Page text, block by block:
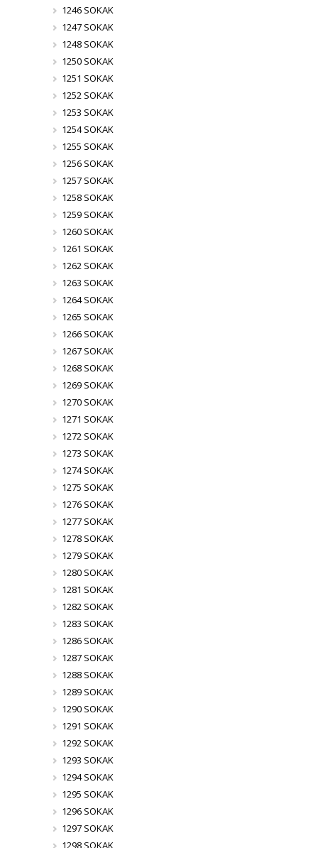
1246 SOKAK
1247 SOKAK
1248 SOKAK
1250 SOKAK
1251 SOKAK
1252 SOKAK
1253 SOKAK
1254 SOKAK
1255 SOKAK
1256 SOKAK
1257 SOKAK
1258 SOKAK
1259 SOKAK
1260 SOKAK
1261 SOKAK
1262 SOKAK
1263 SOKAK
1264 SOKAK
1265 SOKAK
1266 SOKAK
1267 SOKAK
1268 SOKAK
1269 SOKAK
1270 SOKAK
1271 SOKAK
1272 SOKAK
1273 SOKAK
1274 SOKAK
1275 SOKAK
1276 SOKAK
1277 SOKAK
1278 SOKAK
1279 SOKAK
1280 SOKAK
1281 SOKAK
1282 SOKAK
1283 SOKAK
1286 SOKAK
1287 SOKAK
1288 SOKAK
1289 SOKAK
1290 SOKAK
1291 SOKAK
1292 SOKAK
1293 SOKAK
1294 SOKAK
1295 SOKAK
1296 SOKAK
1297 SOKAK
1298 SOKAK